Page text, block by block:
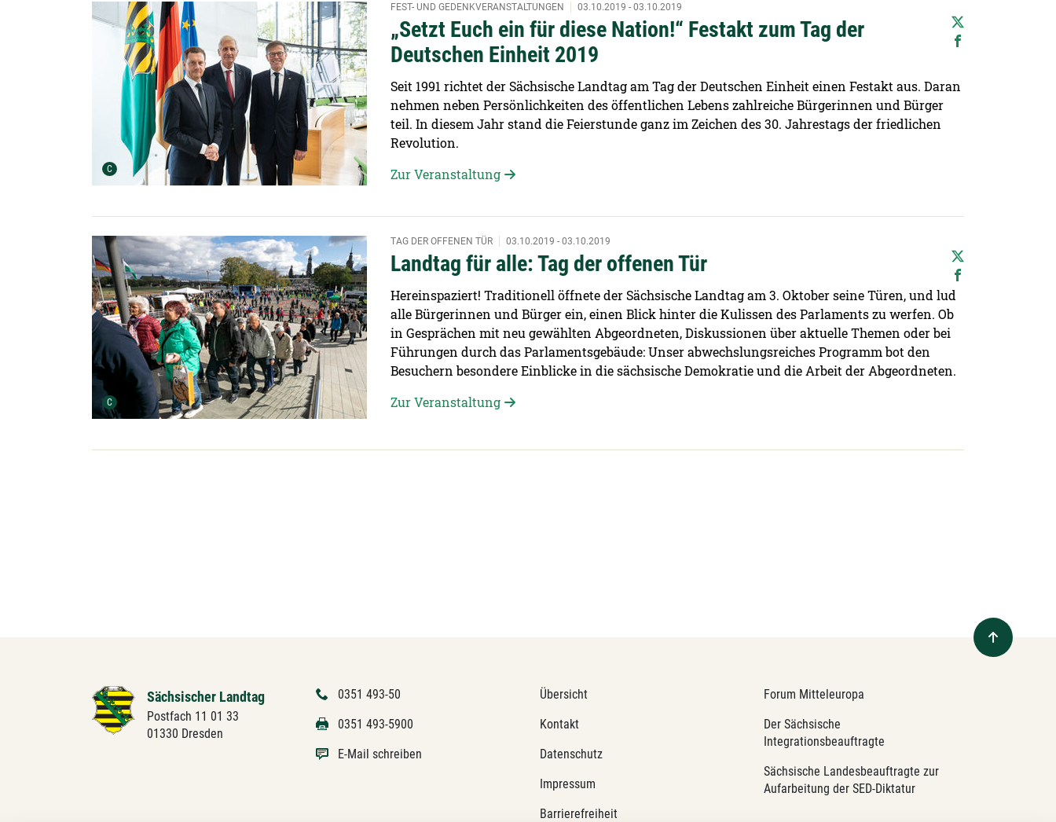
C Urheber der Grafik:
„Setzt Euch ein für diese Nation!“ Festakt zum Tag der
Deutschen Einheit 2019
FEST- UND GEDENKVERANSTALTUNGEN 03.10.2019 - 03.10.2019
Seit 1991 richtet der Sächsische Landtag am Tag der Deutschen Einheit einen Festakt aus. Daran
nehmen neben Persönlichkeiten des öffentlichen Lebens zahlreiche Bürgerinnen und Bürger
teil. In diesem Jahr stand die Feierstunde ganz im Zeichen des 30. Jahrestags der friedlichen
Revolution.
Zur Veranstaltung
C Urheber der Grafik:
Landtag für alle: Tag der offenen Tür
TAG DER OFFENEN TÜR 03.10.2019 - 03.10.2019
Hereinspaziert! Traditionell öffnete der Sächsische Landtag am 3. Oktober seine Türen, und lud
alle Bürgerinnen und Bürger ein, einen Blick hinter die Kulissen des Parlaments zu werfen. Ob
in Gesprächen mit neu gewählten Abgeordneten, Diskussionen über aktuelle Themen oder bei
Führungen durch das Parlamentsgebäude: Unser abwechslungsreiches Programm bot den
Besuchern besondere Einblicke in die sächsische Demokratie und die Arbeit der Abgeordneten.
Zur Veranstaltung
Sächsischer Landtag
Postfach 11 01 33
01330 Dresden
0351 493-50
0351 493-5900
E-Mail schreiben
Übersicht
Kontakt
Datenschutz
Impressum
Barrierefreiheit
Forum Mitteleuropa
Der Sächsische
Integrationsbeauftragte
Sächsische Landesbeauftragte zur
Aufarbeitung der SED-Diktatur